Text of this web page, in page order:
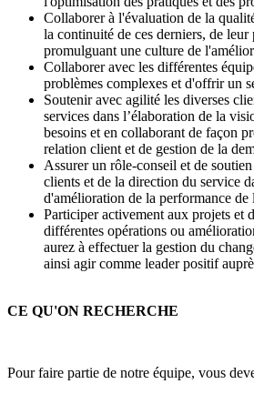
Collaborer à l'évaluation de la
la continuité de ces derniers, de leur
promulguant une culture de
Collaborer avec les différentes
problèmes complexes et d'offrir un
Soutenir avec agilité les diverses
services dans l’élaboration de la
besoins et en collaborant de façon
relation client et de gestion de la
Assurer un rôle-conseil et de
clients et de la direction du service
d'amélioration de la performance de
Participer activement aux projets et
différentes opérations ou
aurez à effectuer la gestion du
ainsi agir comme leader positif
CE QU'ON RECHERCHE
Pour faire partie de notre équipe, vous